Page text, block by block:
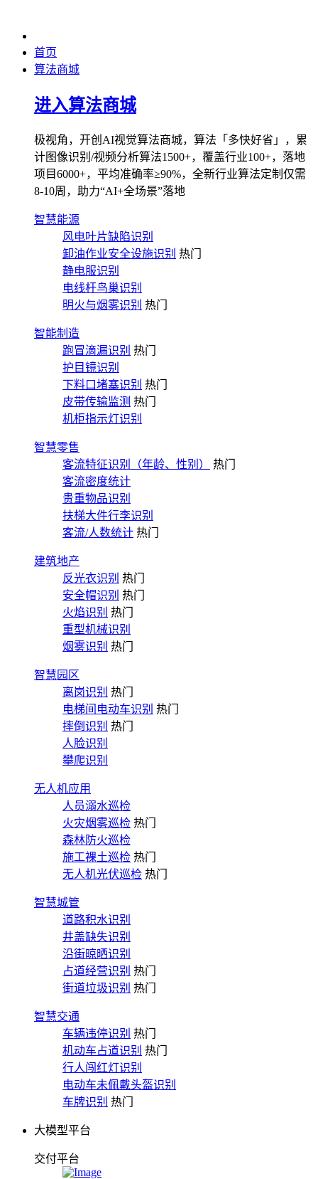
首页
算法商城
进入算法商城
极视角，开创AI视觉算法商城，算法「多快好省」，累
计图像识别/视频分析算法1500+，覆盖行业100+，落地
项目6000+，平均准确率≥90%，全新行业算法定制仅需
8-10周，助力“AI+全场景”落地
智慧能源
风电叶片缺陷识别
卸油作业安全设施识别 热门
静电服识别
电线杆鸟巢识别
明火与烟雾识别 热门
智能制造
跑冒滴漏识别 热门
护目镜识别
下料口堵塞识别 热门
皮带传输监测 热门
机柜指示灯识别
智慧零售
客流特征识别（年龄、性别）
热门
客流密度统计
贵重物品识别
扶梯大件行李识别
客流/人数统计 热门
建筑地产
反光衣识别 热门
安全帽识别 热门
火焰识别 热门
重型机械识别
烟雾识别 热门
智慧园区
离岗识别 热门
电梯间电动车识别 热门
摔倒识别 热门
人脸识别
攀爬识别
无人机应用
人员溺水巡检
火灾烟雾巡检 热门
森林防火巡检
施工裸土巡检 热门
无人机光伏巡检 热门
智慧城管
道路积水识别
井盖缺失识别
沿街晾晒识别
占道经营识别 热门
街道垃圾识别 热门
智慧交通
车辆违停识别 热门
机动车占道识别 热门
行人闯红灯识别
电动车未佩戴头盔识别
车牌识别 热门
大模型平台
交付平台